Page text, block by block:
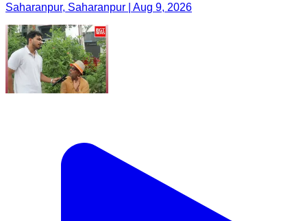
Saharanpur, Saharanpur | Aug 9, 2026